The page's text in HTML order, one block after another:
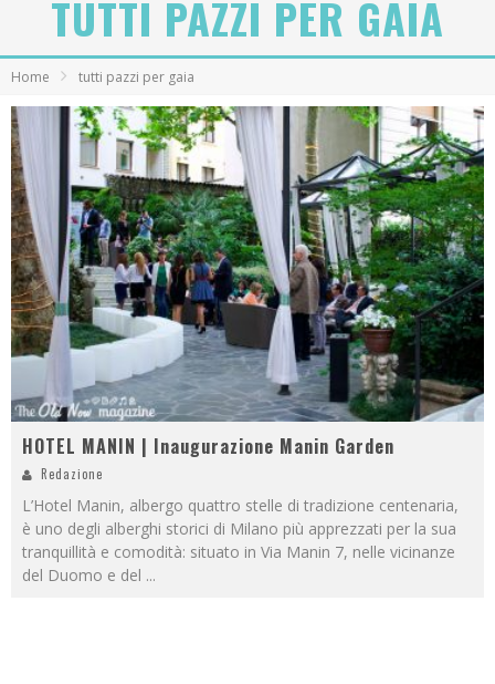
SEE YOU AT 5 | Chanel
Anya Taylor-Joy, Jisoo e Willow Smith protagoniste della nuova campagna Dior Addict
TUTTI PAZZI PER GAIA
Home tutti pazzi per gaia
HOTEL MANIN | Inaugurazione Manin Garden
Redazione
L’Hotel Manin, albergo quattro stelle di tradizione centenaria,
è uno degli alberghi storici di Milano più apprezzati per la sua
tranquillità e comodità: situato in Via Manin 7, nelle vicinanze
del Duomo e del ...